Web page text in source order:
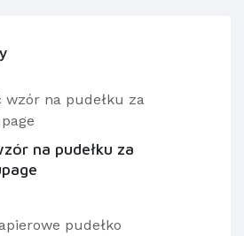
na pudełku za